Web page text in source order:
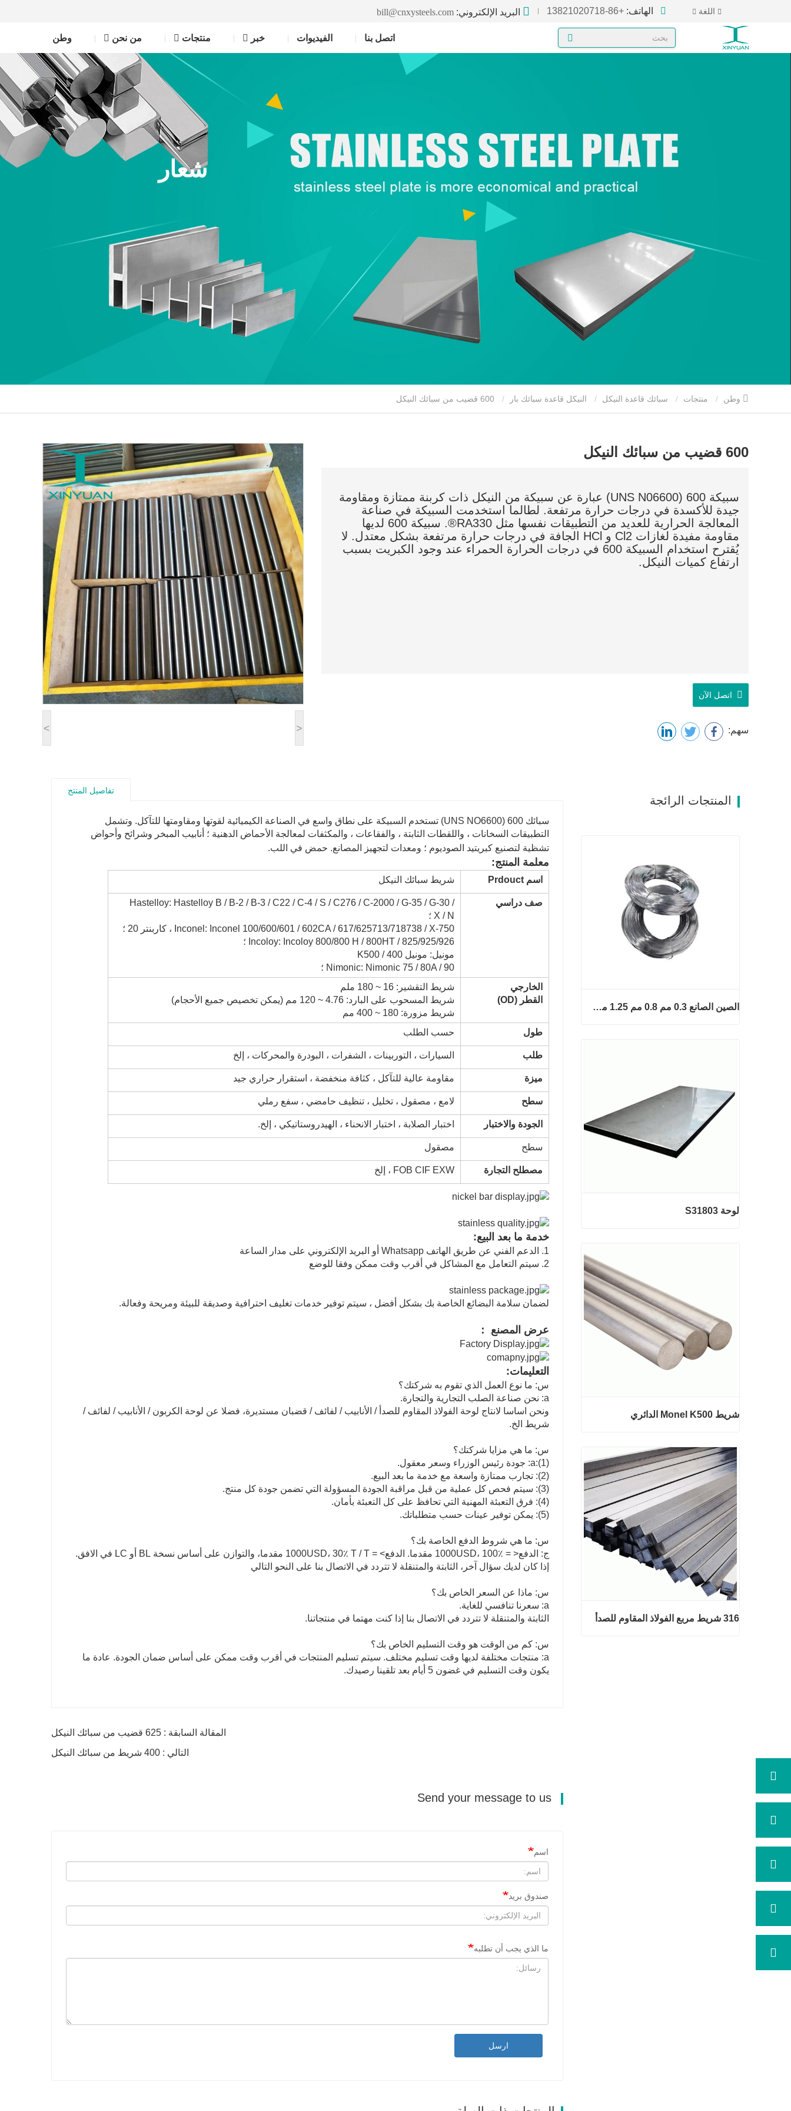
الهاتف: +86-13821020718 البريد الإلكتروني: اللغة
وطن من نحن منتجات خبر الفيديوات اتصل بنا
شعار
منتجات سبائك قاعدة النيكل النيكل قاعدة سبائك بار
< >
600 قضيب من سبائك النيكل
سبيكة 600 (UNS N06600) عبارة عن سبيكة من النيكل ذات كربنة ممتازة ومقاومة
جيدة للأكسدة في درجات حرارة مرتفعة. لطالما استخدمت السبيكة في صناعة
المعالجة الحرارية للعديد من التطبيقات نفسها مثل RA330®. سبيكة 600 لديها
مقاومة مفيدة لغازات Cl2 و HCl الجافة في درجات حرارة مرتفعة بشكل معتدل. لا
يُقترح استخدام السبيكة 600 في درجات الحرارة الحمراء عند وجود الكبريت بسبب
ارتفاع كميات النيكل.
اتصل الآن
سهم:
تفاصيل المنتج
سبائك 600 (UNS NO6600) تستخدم السبيكة على نطاق واسع في الصناعة الكيميائية لقوتها ومقاومتها للتآكل. وتشمل
التطبيقات السخانات ، واللقطات الثابتة ، والفقاعات ، والمكثفات لمعالجة الأحماض الدهنية ؛ أنابيب المبخر وشرائح وأحواض
تشظية لتصنيع كبريتيد الصوديوم ؛ ومعدات لتجهيز المصانع. حمض في اللب.
معلمة المنتج:
اسم Prdouct شريط سبائك النيكل
صف دراسي
Hastelloy: Hastelloy B / B-2 / B-3 / C22 / C-4 / S / C276 / C-2000 / G-35 / G-30 /
X / N ؛
Inconel: Inconel 100/600/601 / 602CA / 617/625713/718738 / X-750 ، كاربنتر 20 ؛
Incoloy: Incoloy 800/800 H / 800HT / ​​825/925/926 ؛
مونيل: مونيل 400 / K500
Nimonic: Nimonic 75 / 80A / 90 ؛
الخارجي
القطر (OD)
شريط التقشير: 16 ~ 180 ملم
شريط المسحوب على البارد: 4.76 ~ 120 مم (يمكن تخصيص جميع الأحجام)
شريط مزورة: 180 ~ 400 مم
طول
حسب الطلب
طلب السيارات ، التوربينات ، الشفرات ، البودرة والمحركات ، إلخ
ميزة مقاومة عالية للتآكل ، كثافة منخفضة ، استقرار حراري جيد
سطح لامع ، مصقول ، تخليل ، تنظيف حامضي ، سفع رملي
الجودة والاختبار اختبار الصلابة ، اختبار الانحناء ، الهيدروستاتيكي ، إلخ.
سطح مصقول
مصطلح التجارة FOB CIF EXW ، إلخ
خدمة ما بعد البيع:
1. الدعم الفني عن طريق الهاتف Whatsapp أو البريد الإلكتروني على مدار الساعة
2. سيتم التعامل مع المشاكل في أقرب وقت ممكن وفقا للوضع
لضمان سلامة البضائع الخاصة بك بشكل أفضل ، سيتم توفير خدمات تغليف احترافية وصديقة للبيئة ومريحة وفعالة.
عرض المصنع ：
التعليمات:
س: ما نوع العمل الذي تقوم به شركتك؟
a: نحن صناعة الصلب التجارية والتجارة.
ونحن اساسا لانتاج لوحة الفولاذ المقاوم للصدأ / الأنابيب / لفائف / قضبان مستديرة، فضلا عن لوحة الكربون / الأنابيب / لفائف /
شريط الخ.
س: ما هي مزايا شركتك؟
a:(1): جودة رئيس الوزراء وسعر معقول.
(2): تجارب ممتازة واسعة مع خدمة ما بعد البيع.
(3): سيتم فحص كل عملية من قبل مراقبة الجودة المسؤولة التي تضمن جودة كل منتج.
(4): فرق التعبئة المهنية التي تحافظ على كل التعبئة بأمان.
(5): يمكن توفير عينات حسب متطلباتك.
س: ما هي شروط الدفع الخاصة بك؟
ج: الدفع< = 1000USD، 100٪ مقدما. الدفع> = 1000USD، 30٪ T / T مقدما، والتوازن على أساس نسخة BL أو LC في الافق.
إذا كان لديك سؤال آخر، الثابتة والمتنقلة لا تتردد في الاتصال بنا على النحو التالي
س: ماذا عن السعر الخاص بك؟
a: سعرنا تنافسي للغاية.
الثابتة والمتنقلة لا تتردد في الاتصال بنا إذا كنت مهتما في منتجاتنا.
س: كم من الوقت هو وقت التسليم الخاص بك؟
a: منتجات مختلفة لديها وقت تسليم مختلف. سيتم تسليم المنتجات في أقرب وقت ممكن على أساس ضمان الجودة. عادة ما
يكون وقت التسليم في غضون 5 أيام بعد تلقينا رصيدك.
المقالة السابقة : 625 قضيب من سبائك النيكل
التالي : 400 شريط من سبائك النيكل
اسم
صندوق بريد
ما الذي يجب أن تطلبه
ارسل
المنتجات الرائجة
الصين الصانع 0.3 مم 0.8 مم 1.25 مم 2 مم أسلاك الفولاذ المجلفنة
لوحة S31803
شريط Monel K500 الدائري
شريط Monel K500 الدائري
اتصل الآن
316 شريط مربع الفولاذ المقاوم للصدأ